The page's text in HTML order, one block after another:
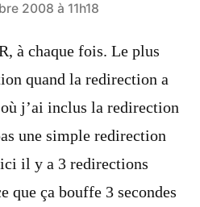
2008 à 11h18
à chaque fois. Le plus
quand la redirection a
j’ai inclus la redirection
une simple redirection
il y a 3 redirections
que ça bouffe 3 secondes